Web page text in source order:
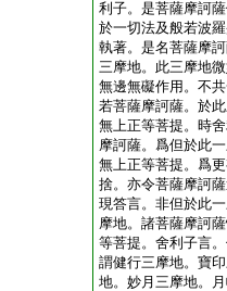
利子。是菩薩摩訶
於一切法及般若波
執著。是名菩薩摩
三摩地。此三摩地
無邊無礙作用。不
若菩薩摩訶薩。於
無上正等菩提。時
摩訶薩。爲但於此
無上正等菩提。爲
捨。亦令菩薩摩訶
現答言。非但於此
摩地。諸菩薩摩訶
等菩提。舍利子言
謂健行三摩地。寶
地。妙月三摩地。